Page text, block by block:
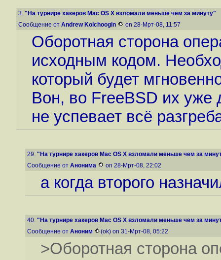
3. "На турнире хакеров Mac OS X взломали меньше чем за минуту"
Сообщение от Andrew Kolchoogin on 28-Мрт-08, 11:57
Оборотная сторона
исходным кодом.
который будет
Вон, во FreeBSD их уже
не успевает всё
29. "На турнире хакеров Mac OS X взломали меньше чем за
Сообщение от Анонима on 28-Мрт-08, 22:02
а когда второго
40. "На турнире хакеров Mac OS X взломали меньше чем за
Сообщение от Аноним (ok) on 31-Мрт-08, 05:22
>Оборотная сторона